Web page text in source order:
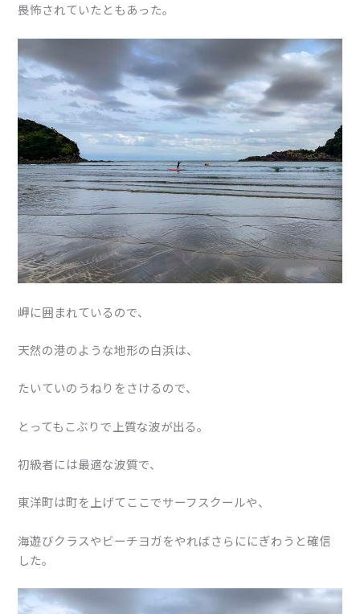
畏怖されていたともあった。
岬に囲まれているので、
天然の港のような地形の白浜は、
たいていのうねりをさけるので、
とってもこぶりで上質な波が出る。
初級者には最適な波質で、
東洋町は町を上げてここでサーフスクールや、
海遊びクラスやビーチヨガをやればさらににぎわうと確信
した。